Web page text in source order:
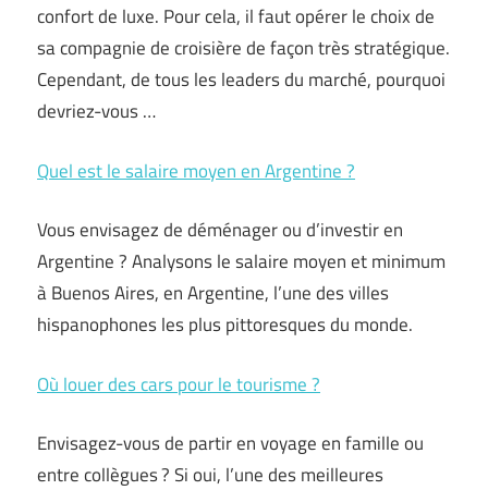
confort de luxe. Pour cela, il faut opérer le choix de
sa compagnie de croisière de façon très stratégique.
Cependant, de tous les leaders du marché, pourquoi
devriez-vous …
Quel est le salaire moyen en Argentine ?
Vous envisagez de déménager ou d’investir en
Argentine ? Analysons le salaire moyen et minimum
à Buenos Aires, en Argentine, l’une des villes
hispanophones les plus pittoresques du monde.
Où louer des cars pour le tourisme ?
Envisagez-vous de partir en voyage en famille ou
entre collègues ? Si oui, l’une des meilleures